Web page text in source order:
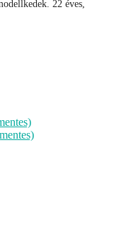
22 éves,